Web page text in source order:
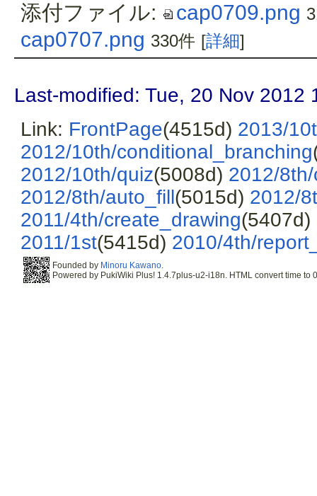
添付ファイル: cap0709.png
cap0707.png 330件 [詳細]
Last-modified: Tue, 20 Nov 2012
Link: FrontPage(4515d) 2013/
2012/10th/conditional_branching
2012/10th/quiz(5008d) 2012/
2012/8th/auto_fill(5015d) 2012/
2011/4th/create_drawing(5407d)
2011/1st(5415d) 2010/4th/
Founded by Minoru Kawano.
Powered by PukiWiki Plus! 1.4.7plus-u2-i18n. HTML convert time to